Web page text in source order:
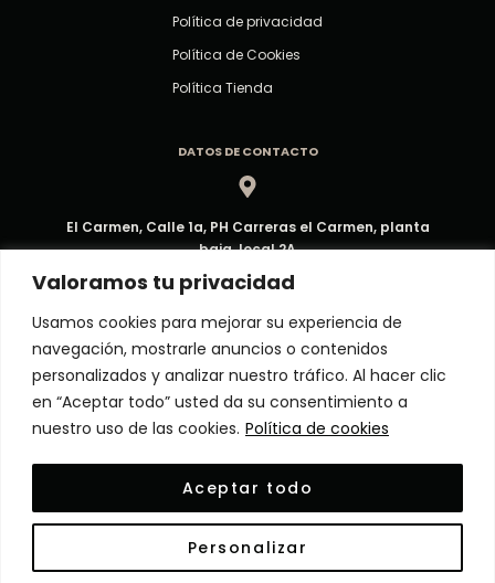
Valoramos tu privacidad
Usamos cookies para mejorar su experiencia de
navegación, mostrarle anuncios o contenidos
personalizados y analizar nuestro tráfico. Al hacer clic
en “Aceptar todo” usted da su consentimiento a
nuestro uso de las cookies. Política de cookies
Personalizar
Aceptar todo
Política de privacidad
Política de Cookies
Política Tienda
DATOS DE CONTACTO
El Carmen, Calle 1a, PH Carreras el Carmen, planta
baja, local 2A
Dirección
ventas@decorpma.com
Correo electrónico
Atención al Cliente